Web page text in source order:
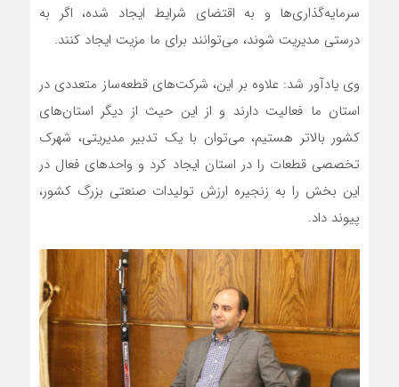
سرمایه‌گذاری‌ها و به اقتضای شرایط ایجاد شده، اگر به
درستی مدیریت شوند، می‌توانند برای ما مزیت ایجاد کنند.
وی یادآور شد: علاوه بر این، شرکت‌های قطعه‌ساز متعددی در
استان ما فعالیت دارند و از این حیث از دیگر استان‌های
کشور بالاتر هستیم، می‌توان با یک تدبیر مدیریتی، شهرک
تخصصی قطعات را در استان ایجاد کرد و واحدهای فعال در
این بخش را به زنجیره ارزش تولیدات صنعتی بزرگ کشور،
پیوند داد.